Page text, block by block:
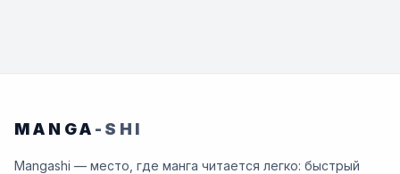
MANGA -SHI
Mangashi — место, где манга читается легко: быстрый